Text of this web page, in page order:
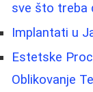
sve što treba
Implantati u
Estetske
Oblikovanje